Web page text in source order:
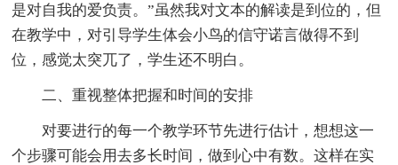
是对自我的爱负责。”虽然我对文本的解读是到位的，但
在教学中，对引导学生体会小鸟的信守诺言做得不到
位，感觉太突兀了，学生还不明白。
二、重视整体把握和时间的安排
对要进行的每一个教学环节先进行估计，想想这一
个步骤可能会用去多长时间，做到心中有数。这样在实